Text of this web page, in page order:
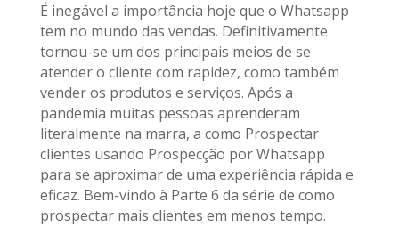
É inegável a importância hoje que o Whatsapp
tem no mundo das vendas. Definitivamente
tornou-se um dos principais meios de se
atender o cliente com rapidez, como também
vender os produtos e serviços. Após a
pandemia muitas pessoas aprenderam
literalmente na marra, a como Prospectar
clientes usando Prospecção por Whatsapp
para se aproximar de uma experiência rápida e
eficaz. Bem-vindo à Parte 6 da série de como
prospectar mais clientes em menos tempo.